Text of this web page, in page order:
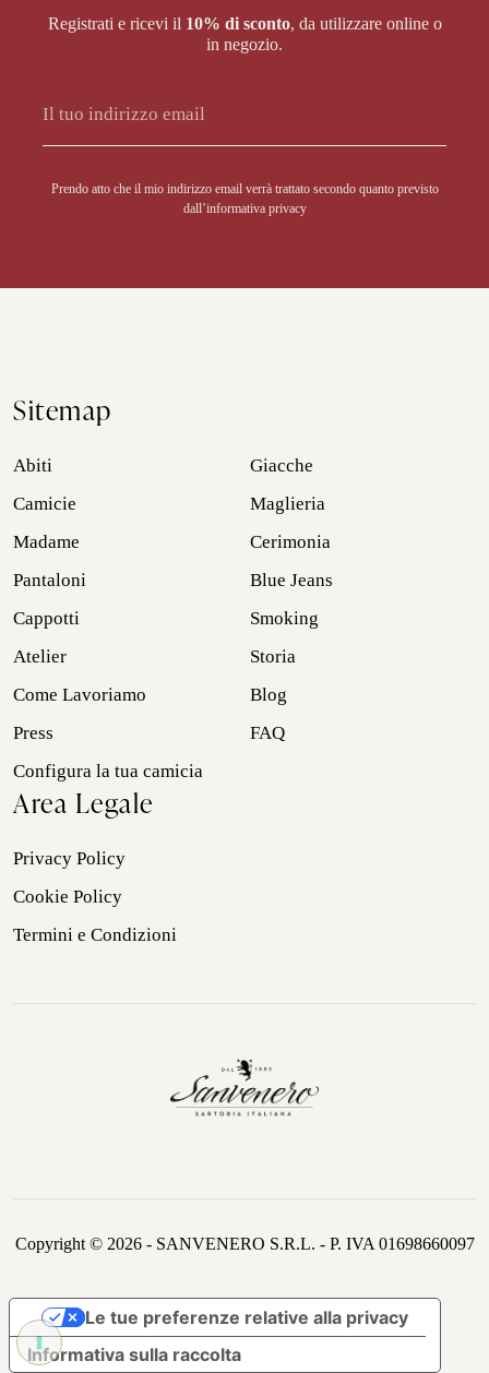
Registrati e ricevi il 10% di sconto, da utilizzare online o
in negozio.
Prendo atto che il mio indirizzo email verrà trattato secondo quanto previsto
dall’informativa privacy
Sitemap
Abiti
Giacche
Camicie
Maglieria
Madame
Cerimonia
Pantaloni
Blue Jeans
Cappotti
Smoking
Atelier
Storia
Come Lavoriamo
Blog
Press
FAQ
Configura la tua camicia
Area Legale
Privacy Policy
Cookie Policy
Termini e Condizioni
Copyright © 2026 - SANVENERO S.R.L. - P. IVA 01698660097
Informativa sulla raccolta
Le tue preferenze relative alla privacy